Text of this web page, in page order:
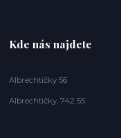
Kde nás najdete
Albrechtičky 56
Albrechtičky, 742 55